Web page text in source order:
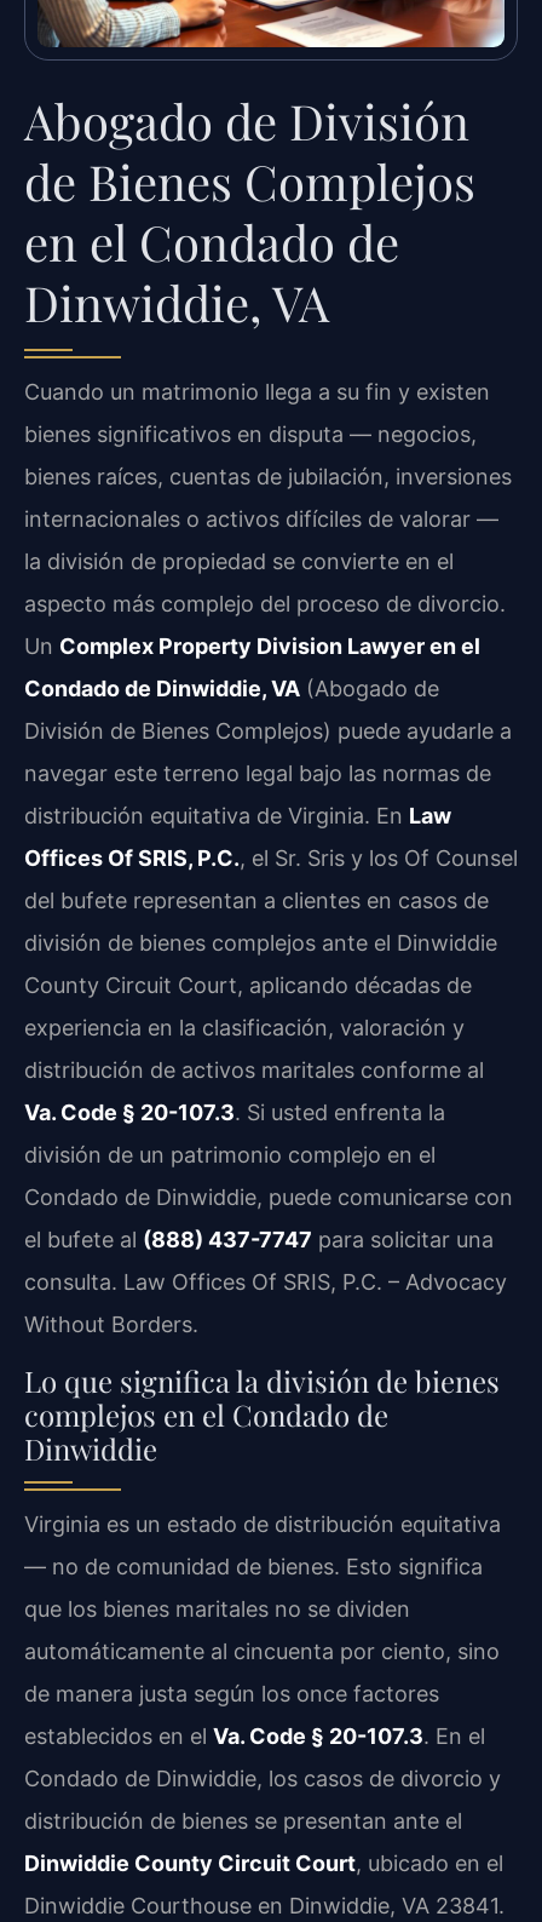
Abogado de División
de Bienes Complejos
en el Condado de
Dinwiddie, VA
Cuando un matrimonio llega a su fin y existen
bienes significativos en disputa — negocios,
bienes raíces, cuentas de jubilación, inversiones
internacionales o activos difíciles de valorar —
la división de propiedad se convierte en el
aspecto más complejo del proceso de divorcio.
Un Complex Property Division Lawyer en el
Condado de Dinwiddie, VA (Abogado de
División de Bienes Complejos) puede ayudarle a
navegar este terreno legal bajo las normas de
distribución equitativa de Virginia. En Law
Offices Of SRIS, P.C., el Sr. Sris y los Of Counsel
del bufete representan a clientes en casos de
división de bienes complejos ante el Dinwiddie
County Circuit Court, aplicando décadas de
experiencia en la clasificación, valoración y
distribución de activos maritales conforme al
Va. Code § 20-107.3. Si usted enfrenta la
división de un patrimonio complejo en el
Condado de Dinwiddie, puede comunicarse con
el bufete al (888) 437-7747 para solicitar una
consulta. Law Offices Of SRIS, P.C. – Advocacy
Without Borders.
Lo que significa la división de bienes
complejos en el Condado de
Dinwiddie
Virginia es un estado de distribución equitativa
— no de comunidad de bienes. Esto significa
que los bienes maritales no se dividen
automáticamente al cincuenta por ciento, sino
de manera justa según los once factores
establecidos en el Va. Code § 20-107.3. En el
Condado de Dinwiddie, los casos de divorcio y
distribución de bienes se presentan ante el
Dinwiddie County Circuit Court, ubicado en el
Dinwiddie Courthouse en Dinwiddie, VA 23841.